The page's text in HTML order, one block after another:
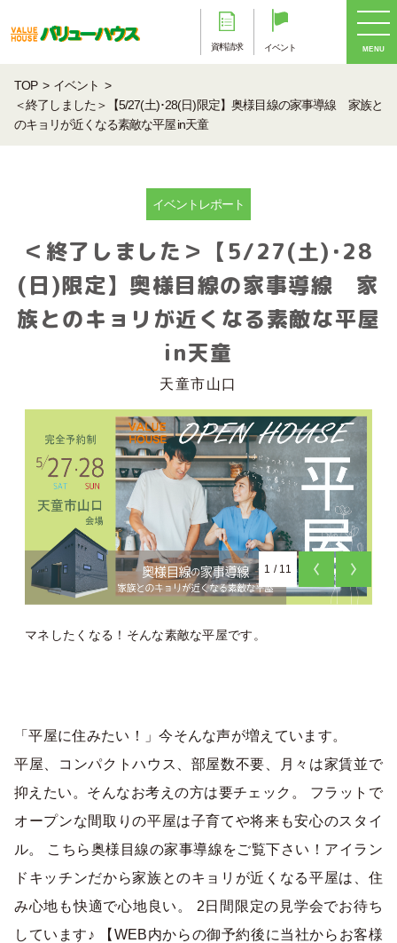
資料請求 イベント MENU
TOP
イベント
＜終了しました＞【5/27(土)･28(日)限定】奥様目線の家事導線 家族と
のキョリが近くなる素敵な平屋 in天童
イベントレポート
＜終了しました＞【5/27(土)･28
(日)限定】奥様目線の家事導線 家
族とのキョリが近くなる素敵な平屋
in天童
天童市山口
マネしたくなる！そんな素敵な平屋です。
1 / 11
「平屋に住みたい！」今そんな声が増えています。
平屋、コンパクトハウス、部屋数不要、月々は家賃並で
抑えたい。そんなお考えの方は要チェック。 フラットで
オープンな間取りの平屋は子育てや将来も安心のスタイ
ル。 こちら奥様目線の家事導線をご覧下さい！アイラン
ドキッチンだから家族とのキョリが近くなる平屋は、住
み心地も快適で心地良い。 2日間限定の見学会でお待ち
しています♪ 【WEB内からの御予約後に当社からお客様